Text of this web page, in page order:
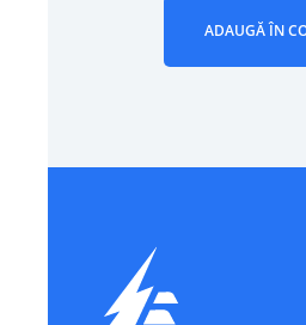
ADAUGĂ ÎN